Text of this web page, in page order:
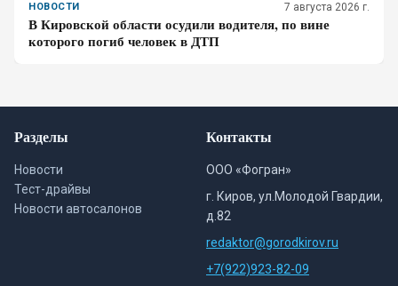
НОВОСТИ 7 августа 2026 г.
В Кировской области осудили водителя, по вине
которого погиб человек в ДТП
Разделы
Новости
Тест-драйвы
Новости автосалонов
Контакты
ООО «Фогран»
г. Киров, ул.Молодой Гвардии,
д.82
redaktor@gorodkirov.ru
+7(922)923-82-09